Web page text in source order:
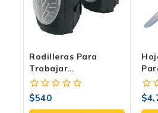
Rodilleras Para
Trabajar
Profesionales De PVC
Acolchadas Para
Soldadores,
0
fuera
$540
0
$